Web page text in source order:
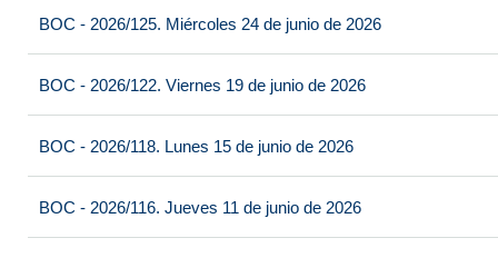
BOC - 2026/125. Miércoles 24 de junio de 2026
BOC - 2026/122. Viernes 19 de junio de 2026
BOC - 2026/118. Lunes 15 de junio de 2026
BOC - 2026/116. Jueves 11 de junio de 2026